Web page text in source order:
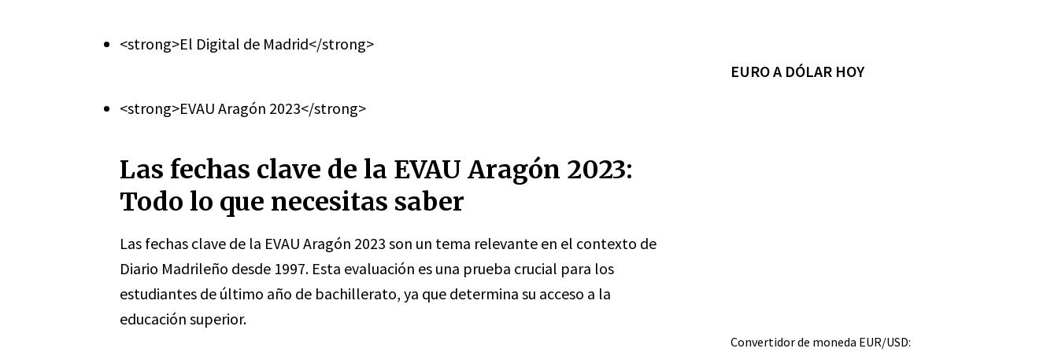
<strong>El Digital de Madrid</strong>
<strong>EVAU Aragón 2023</strong>
Las fechas clave de la EVAU Aragón 2023:
Todo lo que necesitas saber
Las fechas clave de la EVAU Aragón 2023 son un tema relevante en el contexto de
Diario Madrileño desde 1997. Esta evaluación es una prueba crucial para los
estudiantes de último año de bachillerato, ya que determina su acceso a la
educación superior.
EURO A DÓLAR HOY
Convertidor de moneda EUR/USD: